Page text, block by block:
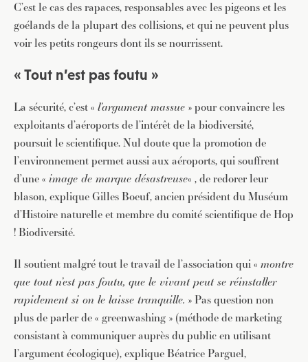
C’est le cas des rapaces, responsables avec les pigeons et les
goélands de la plupart des collisions, et qui ne peuvent plus
voir les petits rongeurs dont ils se nourrissent.
« Tout n’est pas foutu »
La sécurité, c’est « l’argument massue » pour convaincre les
exploitants d’aéroports de l’intérêt de la biodiversité,
poursuit le scientifique. Nul doute que la promotion de
l’environnement permet aussi aux aéroports, qui souffrent
d’une « image de marque désastreuse« , de redorer leur
blason, explique Gilles Boeuf, ancien président du Muséum
d’Histoire naturelle et membre du comité scientifique de Hop
! Biodiversité.
Il soutient malgré tout le travail de l’association qui « montre
que tout n’est pas foutu, que le vivant peut se réinstaller
rapidement si on le laisse tranquille. » Pas question non
plus de parler de « greenwashing » (méthode de marketing
consistant à communiquer auprès du public en utilisant
l’argument écologique), explique Béatrice Parguel,
JE M'INSCRIS À LA NEWSLETTER
Pour recevoir toutes les deux semaines notre lettre
d’info avec une sélection d’articles …